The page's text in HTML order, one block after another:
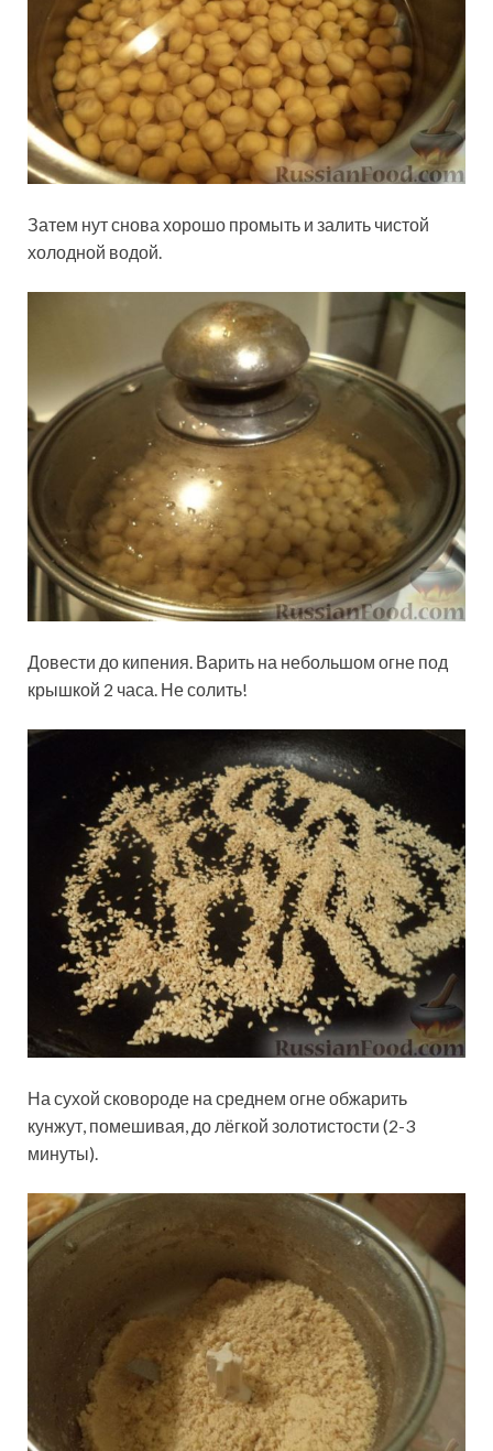
Затем нут снова хорошо промыть и залить чистой
холодной водой.
Довести до кипения. Варить на небольшом огне под
крышкой 2 часа. Не солить!
На сухой сковороде на среднем огне обжарить
кунжут, помешивая, до лёгкой золотистости (2-3
минуты).